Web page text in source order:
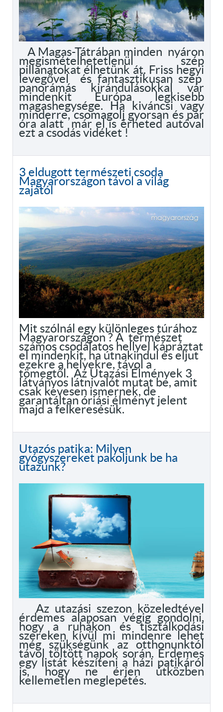
A Magas-Tátrában minden nyáron
megismételhetetlenül szép
pillanatokat élhetünk át. Friss hegyi
levegővel és fantasztikusan szép
panorámás kirándulásokkal vár
mindenkit Európa legkisebb
magashegysége. Ha kiváncsi vagy
minderre, csomagolj gyorsan és pár
óra alatt már el is érheted autóval
ezt a csodás vidéket !
3 eldugott természeti csoda
Magyarországon távol a világ
zajától
Mit szólnál egy különleges túrához
Magyarországon ? A természet
számos csodálatos hellyel kápráztat
el mindenkit, ha útnakindul és eljut
ezekre a helyekre, távol a
tömegtől. Az Utazási Élmények 3
látványos látnivalót mutat be, amit
csak kevesen ismernek, de
garantáltan óriási élményt jelent
majd a felkeresésük.
Utazós patika: Milyen
gyógyszereket pakoljunk be ha
utazunk?
Az utazási szezon közeledtével
érdemes alaposan végig gondolni,
hogy a ruhákon és tisztálkodási
szereken kívül mi mindenre lehet
még szükségünk az otthonunktól
távol töltött napok során. Érdemes
egy listát készíteni a házi patikáról
is, hogy ne érjen útközben
kellemetlen meglepetés.